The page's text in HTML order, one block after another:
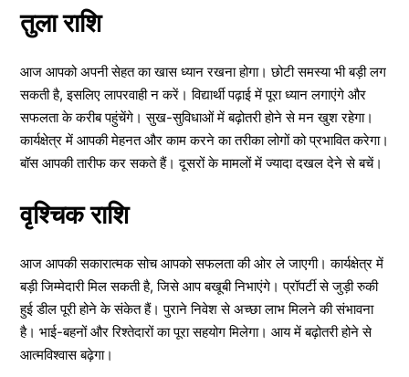
तुला राशि
आज आपको अपनी सेहत का खास ध्यान रखना होगा। छोटी समस्या भी बड़ी लग
सकती है, इसलिए लापरवाही न करें। विद्यार्थी पढ़ाई में पूरा ध्यान लगाएंगे और
सफलता के करीब पहुंचेंगे। सुख-सुविधाओं में बढ़ोतरी होने से मन खुश रहेगा।
कार्यक्षेत्र में आपकी मेहनत और काम करने का तरीका लोगों को प्रभावित करेगा।
बॉस आपकी तारीफ कर सकते हैं। दूसरों के मामलों में ज्यादा दखल देने से बचें।
वृश्चिक राशि
आज आपकी सकारात्मक सोच आपको सफलता की ओर ले जाएगी। कार्यक्षेत्र में
बड़ी जिम्मेदारी मिल सकती है, जिसे आप बखूबी निभाएंगे। प्रॉपर्टी से जुड़ी रुकी
हुई डील पूरी होने के संकेत हैं। पुराने निवेश से अच्छा लाभ मिलने की संभावना
है। भाई-बहनों और रिश्तेदारों का पूरा सहयोग मिलेगा। आय में बढ़ोतरी होने से
आत्मविश्वास बढ़ेगा।